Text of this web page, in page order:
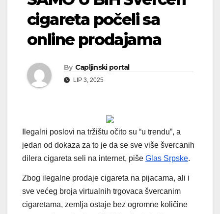
cigareta počeli sa
online prodajama
By Capljinski portal
LIP 3, 2025
Ilegalni poslovi na tržištu očito su “u trendu”, a
jedan od dokaza za to je da se sve više švercanih
dilera cigareta seli na internet, piše Glas Srpske.
Zbog ilegalne prodaje cigareta na pijacama, ali i
sve većeg broja virtualnih trgovaca švercanim
cigaretama, zemlja ostaje bez ogromne količine